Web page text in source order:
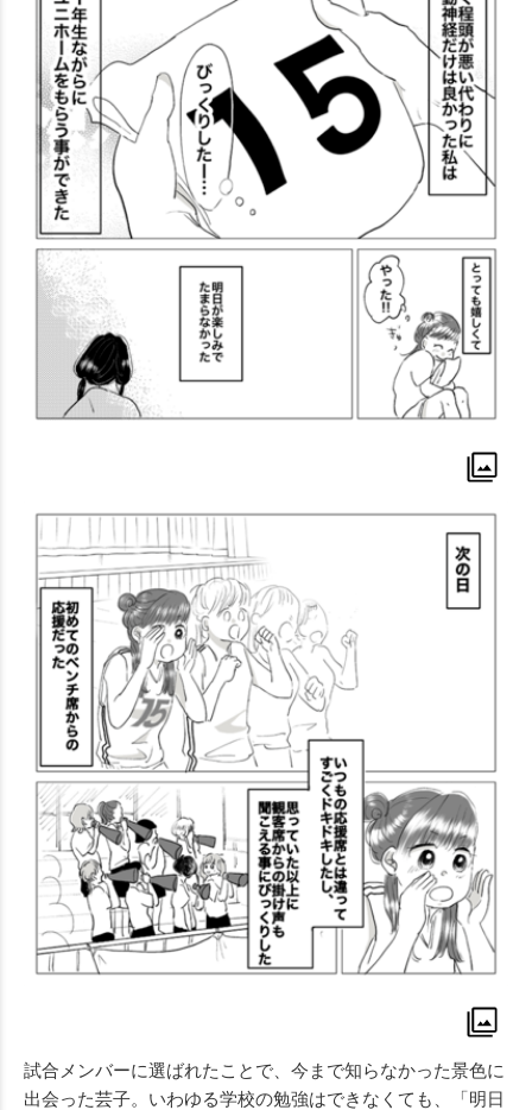
試合メンバーに選ばれたことで、今まで知らなかった景色に
出会った芸子。いわゆる学校の勉強はできなくても、「明日